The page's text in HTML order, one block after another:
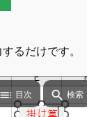
るだけです。
 目次  検索